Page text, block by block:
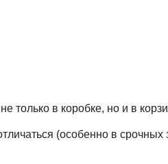
только в коробке, но и в
(особенно в